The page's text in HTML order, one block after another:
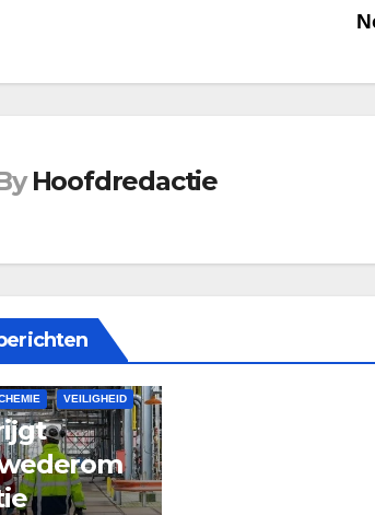
Hoofdredactie
VEILIGHEID